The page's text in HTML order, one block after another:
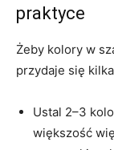
praktyce
Żeby kolory w
przydaje się
Ustal 2–3
większość